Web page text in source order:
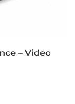
– Video